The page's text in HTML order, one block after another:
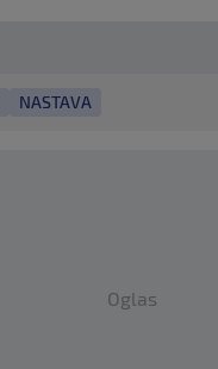
NASTAVA
Oglas